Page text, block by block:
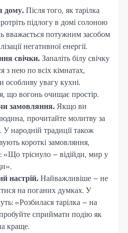
дому.Після того, як тарілка
підлогу в домі солоною
вважається потужним засобом
негативної енергії.
свічки.Запаліть білу свічку
з нею по всіх кімнатах,
особливу увагу кухні.
що вогонь очищає простір.
замовляння.Якщо ви
прочитайте молитву за
народній традиції також
короткі замовляння,
«Що тріснуло – відійди, мир у
настрій.Найважливіше – не
на поганих думках. У
«Розбилася тарілка – на
сприймати подію як
краще.